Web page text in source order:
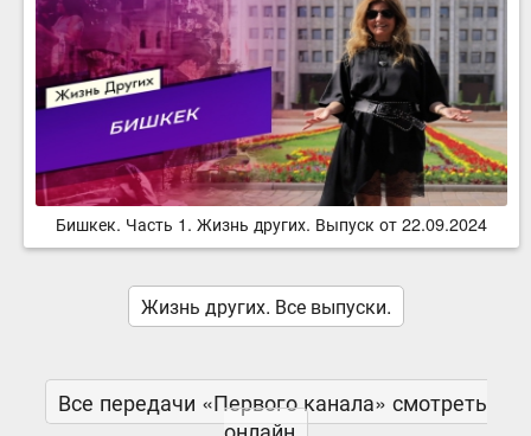
Бишкек. Часть 1. Жизнь других. Выпуск от 22.09.2024
Жизнь других. Все выпуски.
Все передачи «Первого канала» смотреть